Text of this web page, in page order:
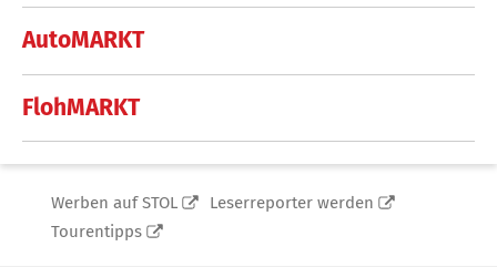
AutoMARKT
FlohMARKT
Werben auf STOL
Leserreporter werden
Tourentipps